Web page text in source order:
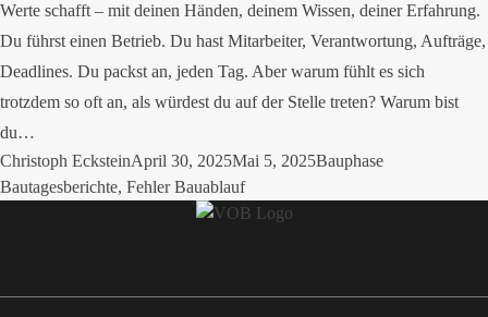
Werte schafft – mit deinen Händen, deinem Wissen, deiner Erfahrung.
Du führst einen Betrieb. Du hast Mitarbeiter, Verantwortung, Aufträge,
Deadlines. Du packst an, jeden Tag. Aber warum fühlt es sich
trotzdem so oft an, als würdest du auf der Stelle treten? Warum bist
du…
Posted by
Christoph EcksteinApril 30, 2025Mai 5, 2025Posted in
BauphaseTags:
Bautagesberichte, Fehler Bauablauf